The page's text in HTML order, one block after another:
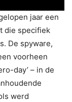
jaar een
die specifiek
De spyware,
voorheen
day’ – in de
werd